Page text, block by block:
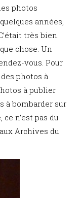
photos
années,
très bien.
chose. Un
vous. Pour
photos à
à publier
à bombarder sur
n’est pas du
Archives du